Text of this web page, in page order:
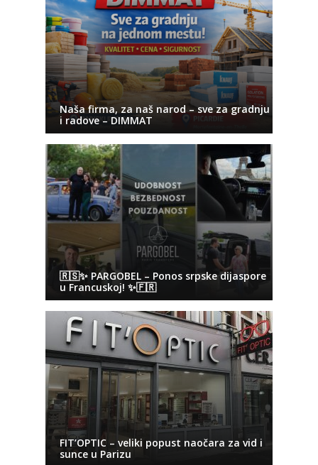
Naša firma, za naš narod – sve za gradnju
i radove – DIMMAT
🇷🇸✨ PARGOBEL – Ponos srpske dijaspore
u Francuskoj! ✨🇫🇷
FIT’OPTIC – veliki popust naočara za vid i
sunce u Parizu